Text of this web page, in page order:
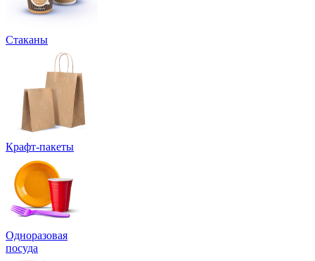
Стаканы
Крафт-пакеты
Одноразовая
посуда